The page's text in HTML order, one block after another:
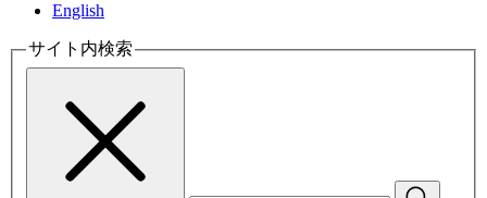
English
サイト内検索